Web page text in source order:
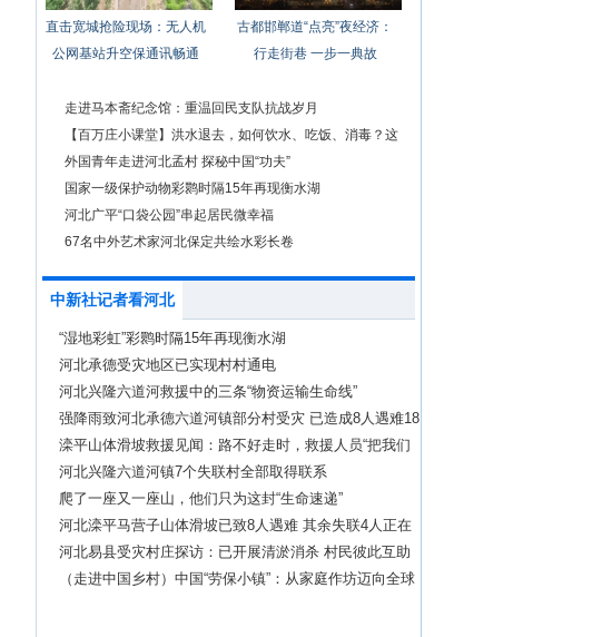
直击宽城抢险现场：无人机
公网基站升空保通讯畅通
古都邯郸道“点亮”夜经济：
行走街巷 一步一典故
走进马本斋纪念馆：重温回民支队抗战岁月
【百万庄小课堂】洪水退去，如何饮水、吃饭、消毒？这
一“安全指南”请收好
外国青年走进河北孟村 探秘中国“功夫”
国家一级保护动物彩鹮时隔15年再现衡水湖
河北广平“口袋公园”串起居民微幸福
67名中外艺术家河北保定共绘水彩长卷
中新社记者看河北
“湿地彩虹”彩鹮时隔15年再现衡水湖
河北承德受灾地区已实现村村通电
河北兴隆六道河救援中的三条“物资运输生命线”
强降雨致河北承德六道河镇部分村受灾 已造成8人遇难18
人失联
滦平山体滑坡救援见闻：路不好走时，救援人员“把我们
一个个都背过去”
河北兴隆六道河镇7个失联村全部取得联系
爬了一座又一座山，他们只为这封“生命速递”
河北滦平马营子山体滑坡已致8人遇难 其余失联4人正在
全力搜救
河北易县受灾村庄探访：已开展清淤消杀 村民彼此互助
（走进中国乡村）中国“劳保小镇”：从家庭作坊迈向全球